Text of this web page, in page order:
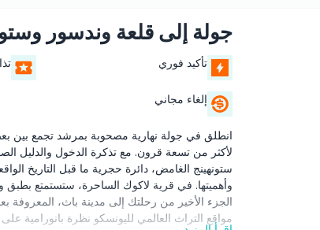
جولة إلى قلعة وندسور
تأكيد فوري
إلغاء مجاني
انطلق في جولة نهارية مصحوبة بمرشد تجمع بين
لأكثر من تسعة قرون. مع تذكرة الدخول والدليل
ستونهينج الغامض، دائرة حجرية ما قبل التاريخ
وأهميتها. في قرية لاكوك الساحرة، ستستمتع
الجزء الأخير من رحلتك إلى مدينة باث، المعروفة
مواقع التراث العالمي لليونسكو نظرة بانورامية